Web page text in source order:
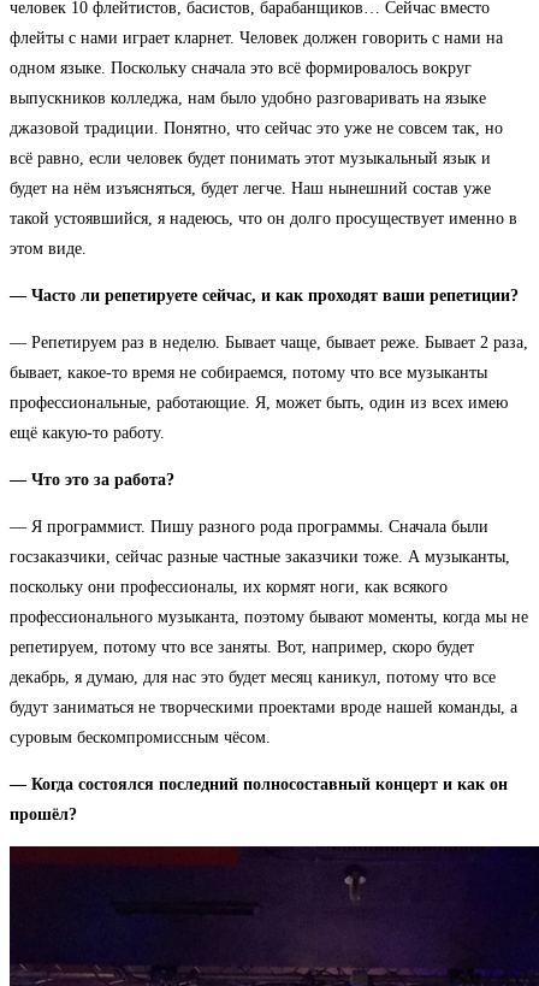
человек 10 флейтистов, басистов, барабанщиков… Сейчас вместо
флейты с нами играет кларнет. Человек должен говорить с нами на
одном языке. Поскольку сначала это всё формировалось вокруг
выпускников колледжа, нам было удобно разговаривать на языке
джазовой традиции. Понятно, что сейчас это уже не совсем так, но
всё равно, если человек будет понимать этот музыкальный язык и
будет на нём изъясняться, будет легче. Наш нынешний состав уже
такой устоявшийся, я надеюсь, что он долго просуществует именно в
этом виде.
— Часто ли репетируете сейчас, и как проходят ваши репетиции?
— Репетируем раз в неделю. Бывает чаще, бывает реже. Бывает 2 раза,
бывает, какое-то время не собираемся, потому что все музыканты
профессиональные, работающие. Я, может быть, один из всех имею
ещё какую-то работу.
— Что это за работа?
— Я программист. Пишу разного рода программы. Сначала были
госзаказчики, сейчас разные частные заказчики тоже. А музыканты,
поскольку они профессионалы, их кормят ноги, как всякого
профессионального музыканта, поэтому бывают моменты, когда мы не
репетируем, потому что все заняты. Вот, например, скоро будет
декабрь, я думаю, для нас это будет месяц каникул, потому что все
будут заниматься не творческими проектами вроде нашей команды, а
суровым бескомпромиссным чёсом.
— Когда состоялся последний полносоставный концерт и как он
прошёл?